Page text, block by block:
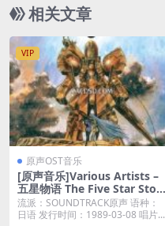
相关文章
VIP
原声OST音乐
[原声音乐]Various Artists –
五星物语 The Five Star Stori
es Original Soundtrack [iTu
nes Plus M4A]
流派：SOUNDTRACK原声 语种：
日语 发行时间：1989-03-08 唱片...